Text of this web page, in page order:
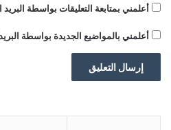
ن
أعلمني بمتابعة التعليقات بواسطة البريد
أعلمني بالمواضيع الجديدة بواسطة